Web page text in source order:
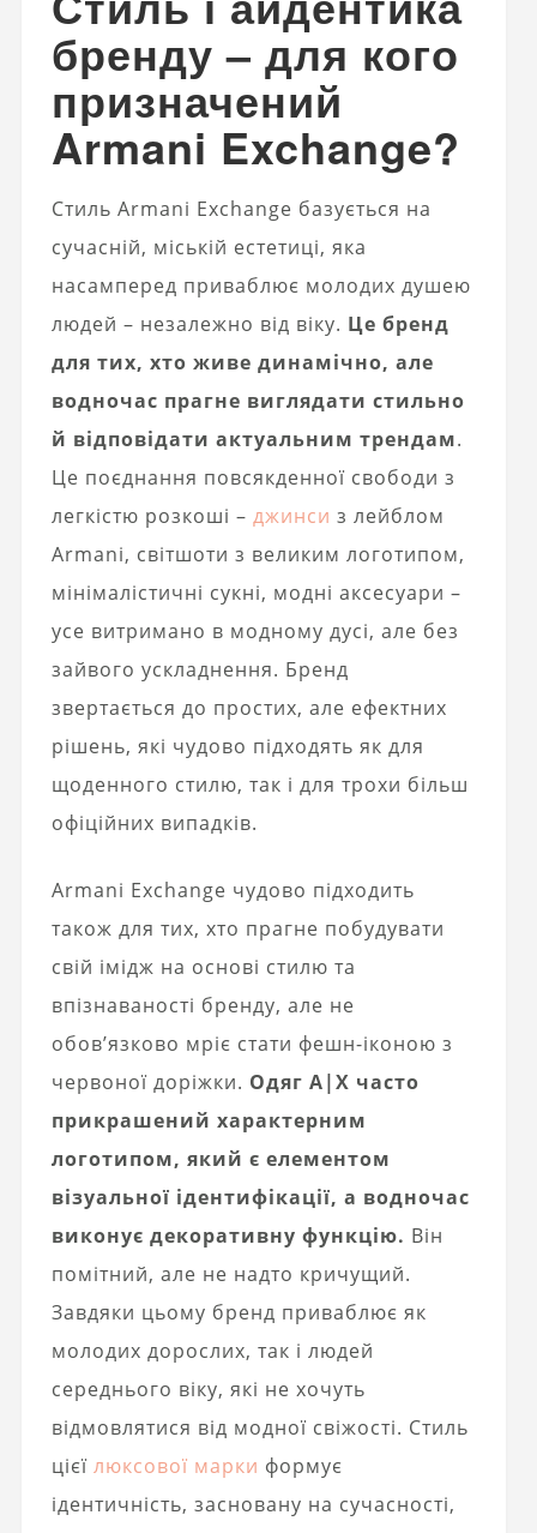
бренду – для кого
призначений
Armani Exchange?
Стиль Armani Exchange базується на
сучасній, міській естетиці, яка
насамперед приваблює молодих душею
людей – незалежно від віку. Це бренд
для тих, хто живе динамічно, але
водночас прагне виглядати стильно
й відповідати актуальним трендам.
Це поєднання повсякденної свободи з
легкістю розкоші – джинси з лейблом
Armani, світшоти з великим логотипом,
мінімалістичні сукні, модні аксесуари –
усе витримано в модному дусі, але без
зайвого ускладнення. Бренд
звертається до простих, але ефектних
рішень, які чудово підходять як для
щоденного стилю, так і для трохи більш
офіційних випадків.
Armani Exchange чудово підходить
також для тих, хто прагне побудувати
свій імідж на основі стилю та
впізнаваності бренду, але не
обов’язково мріє стати фешн-іконою з
червоної доріжки. Одяг A|X часто
прикрашений характерним
логотипом, який є елементом
візуальної ідентифікації, а водночас
виконує декоративну функцію. Він
помітний, але не надто кричущий.
Завдяки цьому бренд приваблює як
молодих дорослих, так і людей
середнього віку, які не хочуть
відмовлятися від модної свіжості. Стиль
цієї люксової марки формує
ідентичність, засновану на сучасності,